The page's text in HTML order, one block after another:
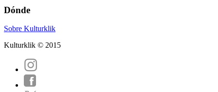
Dónde
Sobre Kulturklik
Kulturklik © 2015